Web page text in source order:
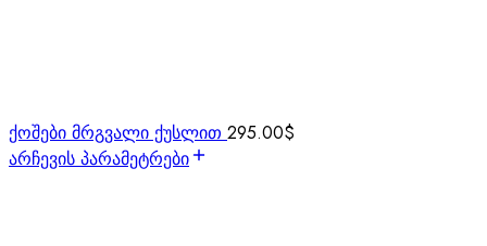
ქოშები მრგვალი ქუსლით 295.00$
არჩევის პარამეტრები